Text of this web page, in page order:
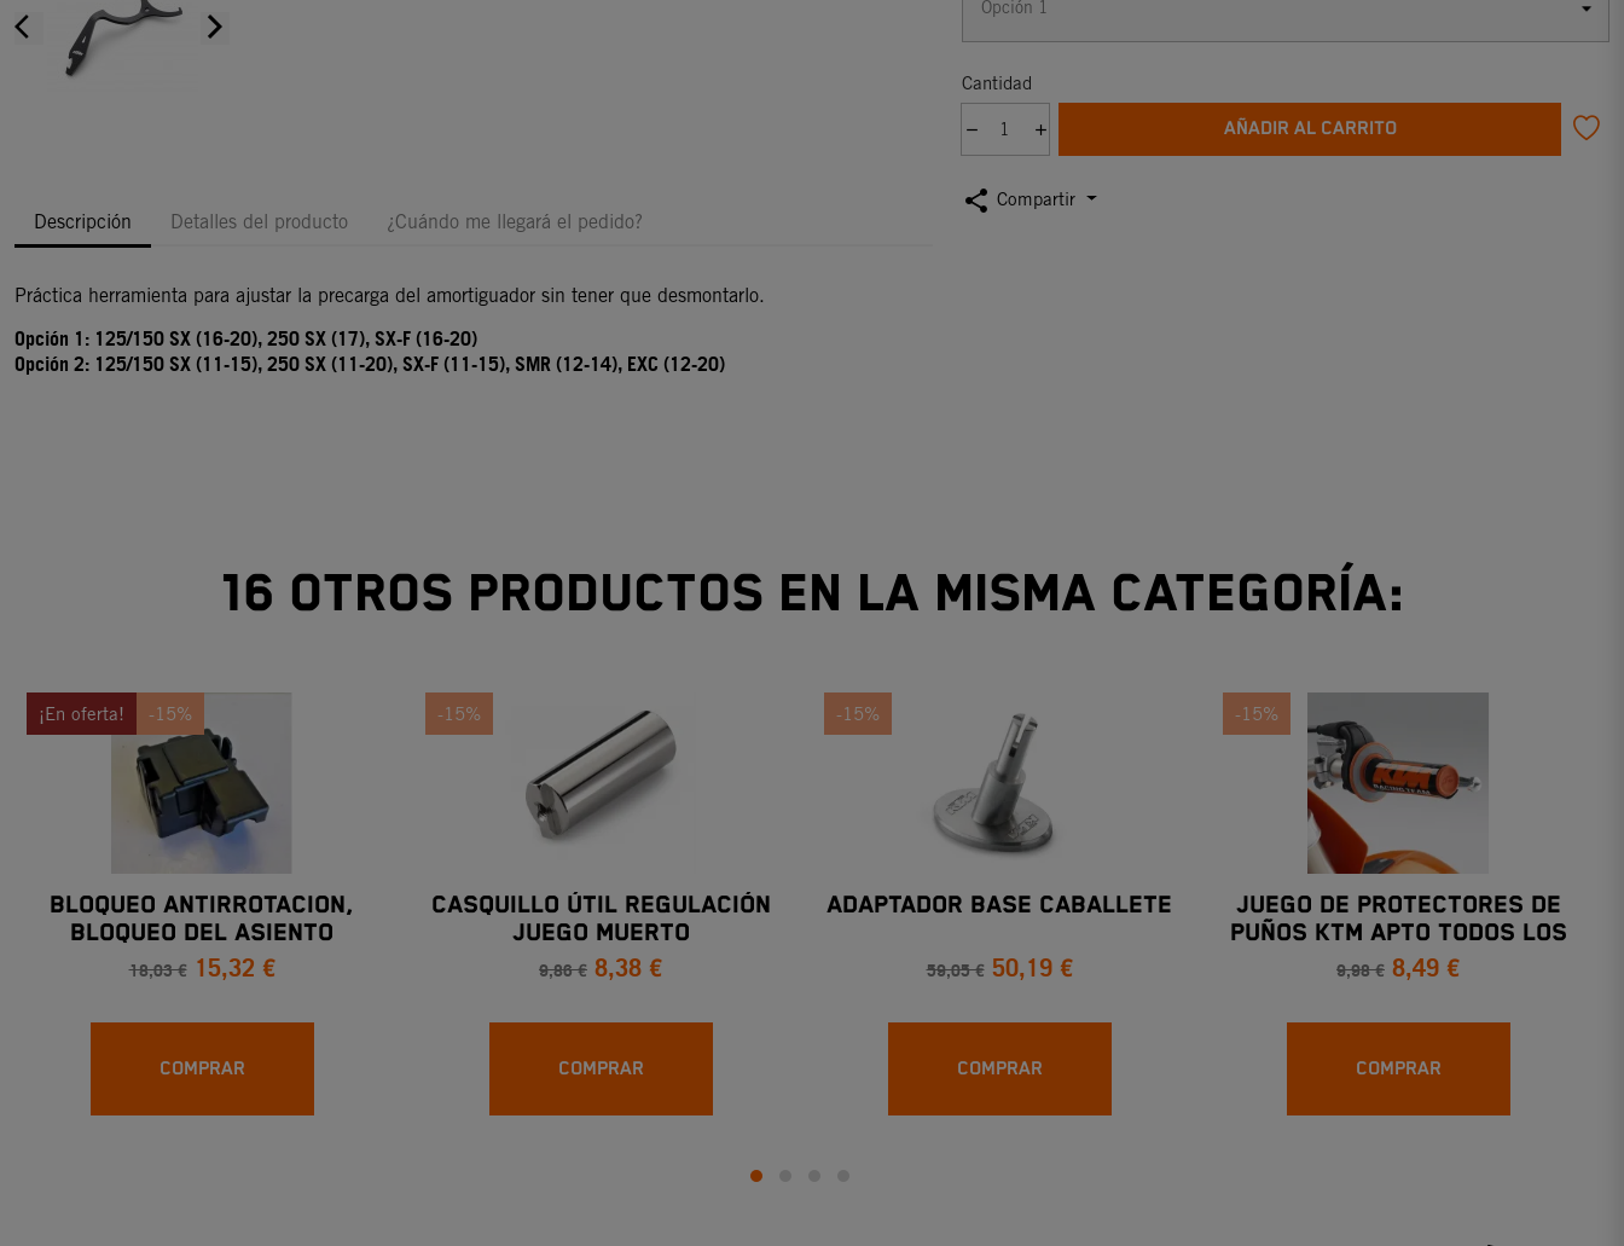
arrow_back_ios arrow_forward_ios
Descripción Detalles del producto ¿Cuándo me llegará el pedido?
Práctica herramienta para ajustar la precarga del amortiguador sin tener que desmontarlo.
Opción 1: 125/150 SX (16-20), 250 SX (17), SX-F (16-20)
Opción 2: 125/150 SX (11-15), 250 SX (11-20), SX-F (11-15),SMR (12-14),EXC (12-20)
Cantidad
AÑADIR AL CARRITO
share Compartir
16 otros productos en la misma categoría:
¡En oferta! -15%
BLOQUEO ANTIRROTACION,
BLOQUEO DEL ASIENTO
18,03 € 15,32 €
COMPRAR
-15%
CASQUILLO ÚTIL REGULACIÓN
JUEGO MUERTO
AMORTIGUADOR
9,86 € 8,38 €
COMPRAR
-15%
ADAPTADOR BASE CABALLETE
59,05 € 50,19 €
COMPRAR
-15%
JUEGO DE PROTECTORES DE
PUÑOS KTM APTO TODOS LOS
MODELOS
9,98 € 8,49 €
COMPRAR